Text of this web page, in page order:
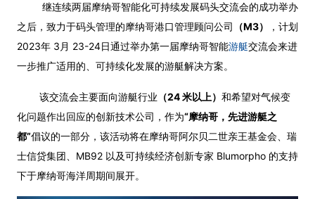
继连续两届摩纳哥智能化可持续发展码头交流会的成功举办
之后，致力于码头管理的摩纳哥港口管理顾问公司
（M3）
，计划
2023年 3月 23-24日通过举办第一届摩纳哥智能游艇交流会来进
一步推广适用的、可持续化发展的游艇解决方案。
该交流会主要面向游艇行业 （24 米以上） 和希望对气候变
化问题作出回应的创新技术公司，作为“摩纳哥，先进游艇之
都”倡议的一部分，该活动将在摩纳哥阿尔贝二世亲王基金会、瑞
士信贷集团、MB92 以及可持续经济创新专家 Blumorpho 的支持
下于摩纳哥海洋周期间展开。